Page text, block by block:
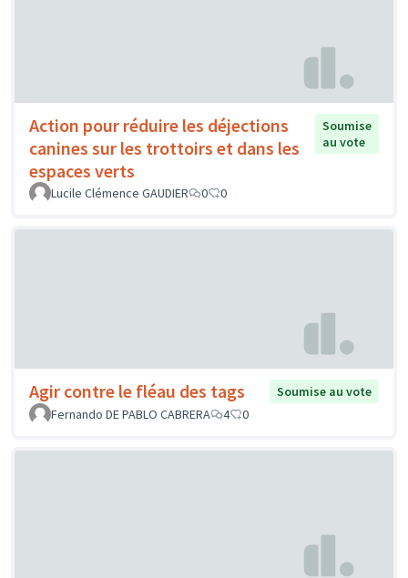
Action pour réduire les déjections
canines sur les trottoirs et dans les
espaces verts
Soumise
au vote
Lucile Clémence GAUDIER 0 0
Agir contre le fléau des tags
Soumise au vote
Fernando DE PABLO CABRERA
4 0